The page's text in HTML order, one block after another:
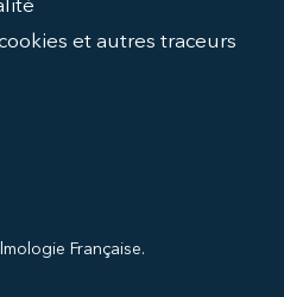
et autres traceurs
Française.